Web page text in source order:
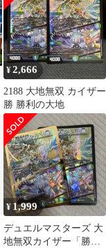
¥2,666
2188 大地無双 カイザー
勝 勝利の大地
¥ 1,999
デュエルマスターズ 大
地無双カイザー「勝」